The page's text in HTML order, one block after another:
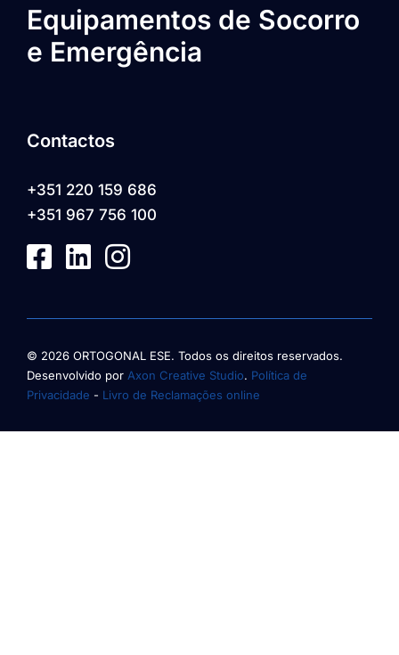
Equipamentos de Socorro
e Emergência
Contactos
+351 220 159 686
+351 967 756 100
© 2026 ORTOGONAL ESE. Todos os direitos reservados.
Desenvolvido por Axon Creative Studio. Política de
Privacidade - Livro de Reclamações online